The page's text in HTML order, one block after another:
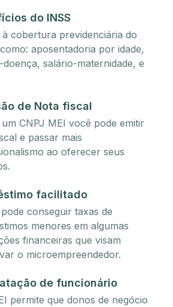
do INSS
à cobertura previdenciária do
aposentadoria por idade,
salário-maternidade, e
de Nota fiscal
CNPJ MEI você pode emitir
e passar mais
ao oferecer seus
facilitado
conseguir taxas de
menores em algumas
financeiras que visam
o microempreendedor.
de funcionário
permite que donos de negócio